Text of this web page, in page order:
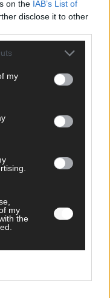
on the IAB’s List of
disclose it to other
my
my
the